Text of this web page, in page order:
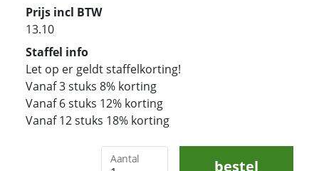
Prijs incl BTW
13.10
Staffel info
Let op er geldt staffelkorting!
Vanaf 3 stuks 8% korting
Vanaf 6 stuks 12% korting
Vanaf 12 stuks 18% korting
Aantal bestel